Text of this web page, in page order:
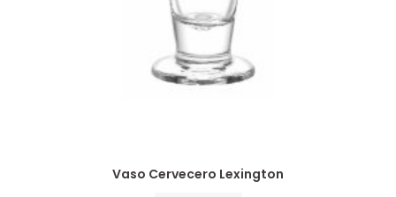
Vaso Cervecero Lexington